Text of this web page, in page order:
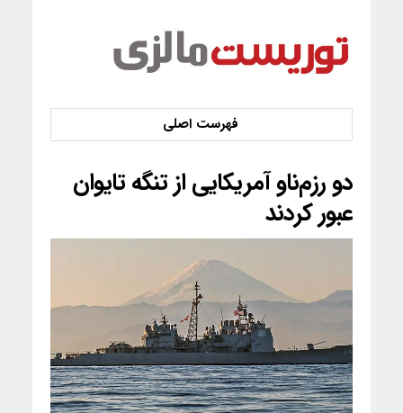
دو رزم‌ناو آمریکایی از تنگه تایوان
عبور کردند